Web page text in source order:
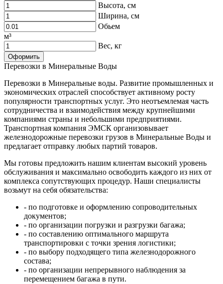
Высота, см
Ширина, см
Обьем
м³
Вес, кг
Перевозки в Минеральные Воды
Перевозки в Минеральные воды. Развитие промышленных и
экономических отраслей способствует активному росту
популярности транспортных услуг. Это неотъемлемая часть
сотрудничества и взаимодействия между крупнейшими
компаниями страны и небольшими предприятиями.
Транспортная компания ЭМСК организовывает
железнодорожные перевозки грузов в Минеральные Воды и
предлагает отправку любых партий товаров.
Мы готовы предложить нашим клиентам высокий уровень
обслуживания и максимально освободить каждого из них от
комплекса сопутствующих процедур. Наши специалисты
возьмут на себя обязательства:
- по подготовке и оформлению сопроводительных
документов;
- по организации погрузки и разгрузки багажа;
- по составлению оптимального маршрута
транспортировки с точки зрения логистики;
- по выбору подходящего типа железнодорожного
состава;
- по организации непрерывного наблюдения за
перемещением багажа в пути.